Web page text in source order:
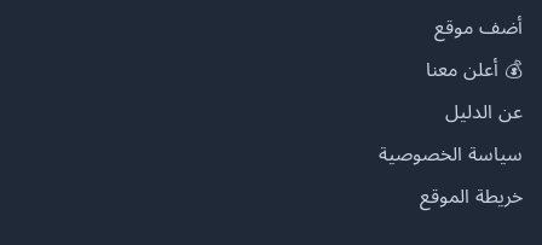
أضف موقع
💰 أعلن معنا
عن الدليل
سياسة الخصوصية
خريطة الموقع